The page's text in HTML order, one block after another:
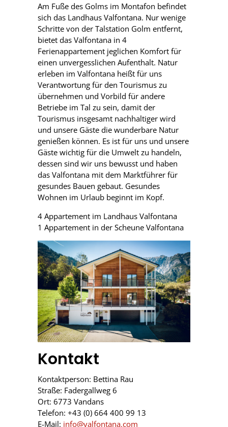
Am Fuße des Golms im Montafon befindet
sich das Landhaus Valfontana. Nur wenige
Schritte von der Talstation Golm entfernt,
bietet das Valfontana in 4
Ferienappartement jeglichen Komfort für
einen unvergesslichen Aufenthalt. Natur
erleben im Valfontana heißt für uns
Verantwortung für den Tourismus zu
übernehmen und Vorbild für andere
Betriebe im Tal zu sein, damit der
Tourismus insgesamt nachhaltiger wird
und unsere Gäste die wunderbare Natur
genießen können. Es ist für uns und unsere
Gäste wichtig für die Umwelt zu handeln,
dessen sind wir uns bewusst und haben
das Valfontana mit dem Marktführer für
gesundes Bauen gebaut. Gesundes
Wohnen im Urlaub beginnt im Kopf.
4 Appartement im Landhaus Valfontana
1 Appartement in der Scheune Valfontana
Kontakt
Kontaktperson: Bettina Rau
Straße: Fadergallweg 6
Ort: 6773 Vandans
Telefon: +43 (0) 664 400 99 13
E-Mail: info@valfontana.com